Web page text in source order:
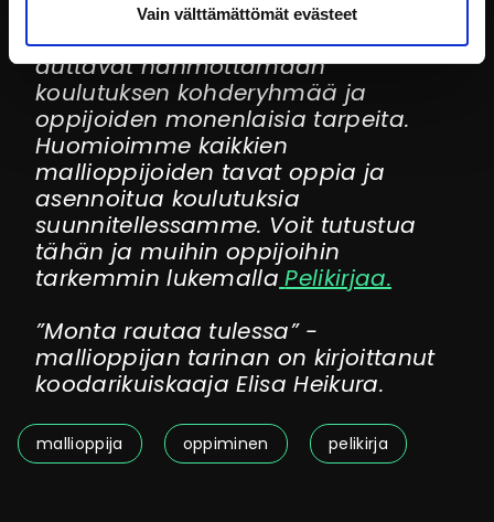
Vain välttämättömät evästeet
valtionhallinnon työntekijöiden
kanssatyöpajoissavuonna 2017. Ne
auttavat hahmottamaan
koulutuksen kohderyhmää ja
oppijoiden monenlaisia tarpeita.
Huomioimme kaikkien
mallioppijoiden tavat oppia ja
asennoitua koulutuksia
suunnitellessamme. Voit tutustua
tähän ja muihin oppijoihin
tarkemmin lukemalla Pelikirjaa.
”Monta rautaa tulessa” -
mallioppijan tarinan on kirjoittanut
koodarikuiskaaja Elisa Heikura.
mallioppija oppiminen pelikirja